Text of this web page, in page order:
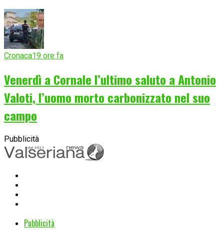
Cronaca19 ore fa
Venerdì a Cornale l’ultimo saluto a Antonio
Valoti, l’uomo morto carbonizzato nel suo
campo
Pubblicità
Pubblicità